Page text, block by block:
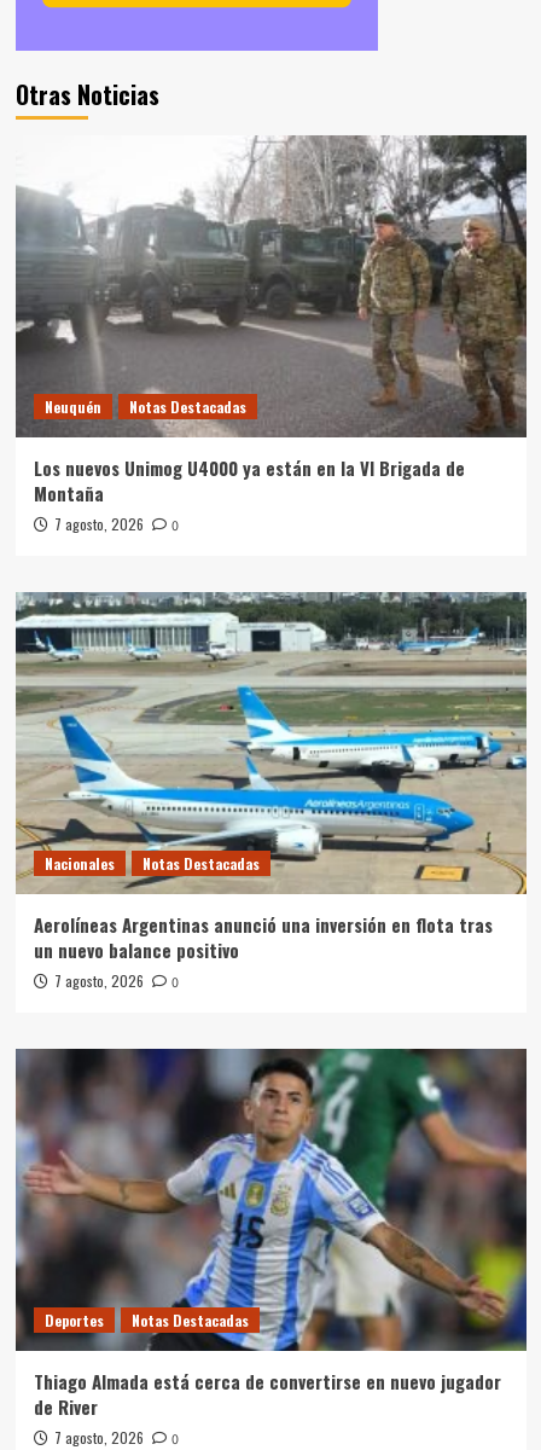
Otras Noticias
Neuquén Notas Destacadas
Los nuevos Unimog U4000 ya están en la VI Brigada de
Montaña
7 agosto, 2026 0
Nacionales Notas Destacadas
Aerolíneas Argentinas anunció una inversión en flota tras
un nuevo balance positivo
7 agosto, 2026 0
Deportes Notas Destacadas
Thiago Almada está cerca de convertirse en nuevo jugador
de River
7 agosto, 2026 0